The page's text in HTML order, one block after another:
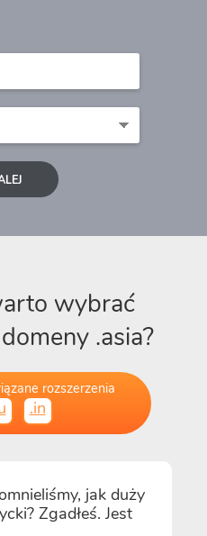
wybrać
.asia?
rozszerzenia
.in
jak duży
Zgadłeś. Jest